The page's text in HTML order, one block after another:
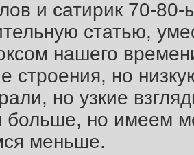
и сатирик 70-80-
статью,
нашего
строения, но
но узкие
больше, но имеем
меньше.